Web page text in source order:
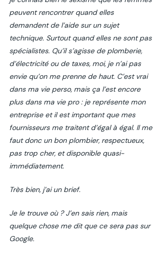
peuvent rencontrer quand elles
demandent de l’aide sur un sujet
technique. Surtout quand elles ne sont pas
spécialistes. Qu’il s’agisse de plomberie,
d’électricité ou de taxes, moi, je n’ai pas
envie qu’on me prenne de haut. C’est vrai
dans ma vie perso, mais ça l’est encore
plus dans ma vie pro : je représente mon
entreprise et il est important que mes
fournisseurs me traitent d’égal à égal. Il me
faut donc un bon plombier, respectueux,
pas trop cher, et disponible quasi-
immédiatement.
Très bien, j’ai un brief.
Je le trouve où ? J’en sais rien, mais
quelque chose me dit que ce sera pas sur
Google.